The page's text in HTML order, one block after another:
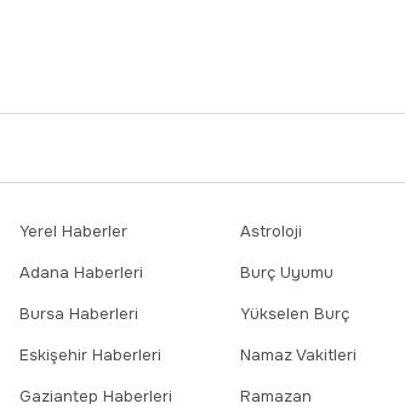
Yerel Haberler
Adana Haberleri
Bursa Haberleri
Eskişehir Haberleri
Gaziantep Haberleri
Astroloji
Burç Uyumu
Yükselen Burç
Namaz Vakitleri
Ramazan